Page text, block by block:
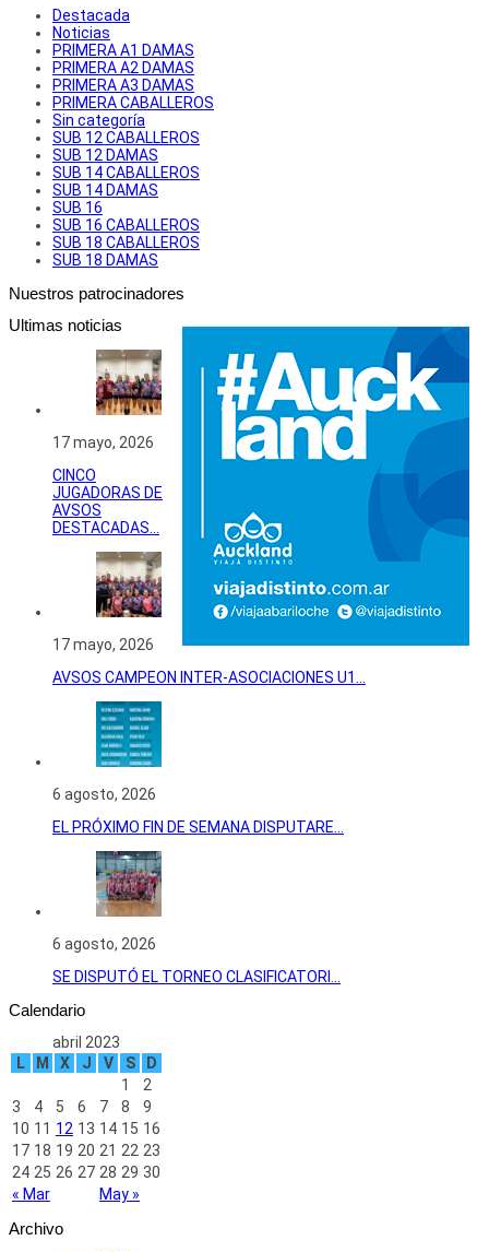
Destacada
Noticias
PRIMERA A1 DAMAS
PRIMERA A2 DAMAS
PRIMERA A3 DAMAS
PRIMERA CABALLEROS
Sin categoría
SUB 12 CABALLEROS
SUB 12 DAMAS
SUB 14 CABALLEROS
SUB 14 DAMAS
SUB 16
SUB 16 CABALLEROS
SUB 18 CABALLEROS
SUB 18 DAMAS
Nuestros patrocinadores
Ultimas noticias
17 mayo, 2026
CINCO
JUGADORAS DE
AVSOS
DESTACADAS...
17 mayo, 2026
AVSOS CAMPEON INTER-ASOCIACIONES U1...
6 agosto, 2026
EL PRÓXIMO FIN DE SEMANA DISPUTARE...
6 agosto, 2026
SE DISPUTÓ EL TORNEO CLASIFICATORI...
Calendario
abril 2023
L
M X J V S D
« Mar May »
1
2
3
4 5 6 7 8
9
10 11 12 13 14 15 16
17 18 19 20 21 22 23
24 25 26 27 28 29 30
Archivo